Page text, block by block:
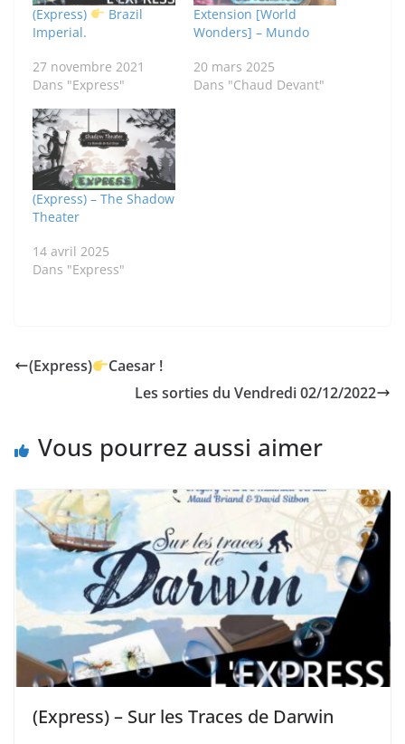
(Express)
Brazil
Imperial.
27 novembre 2021
Dans "Express"
Extension [World
Wonders] – Mundo
20 mars 2025
Dans "Chaud Devant"
(Express) – The Shadow
Theater
14 avril 2025
Dans "Express"
(Express)
Caesar !
Les sorties du Vendredi 02/12/2022
Vous pourrez aussi aimer
(Express) – Sur les Traces de Darwin